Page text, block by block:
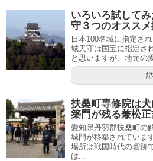
いろいろ試して
守３つのオスス
日本100名城に指定さ
城天守は国宝に指定さ
と思いますが、地元の
扶桑町専修院は
築門が残る兼松
愛知県丹羽郡扶桑町の
城門が移築されていま
場所は戦国時代の砦跡
は...